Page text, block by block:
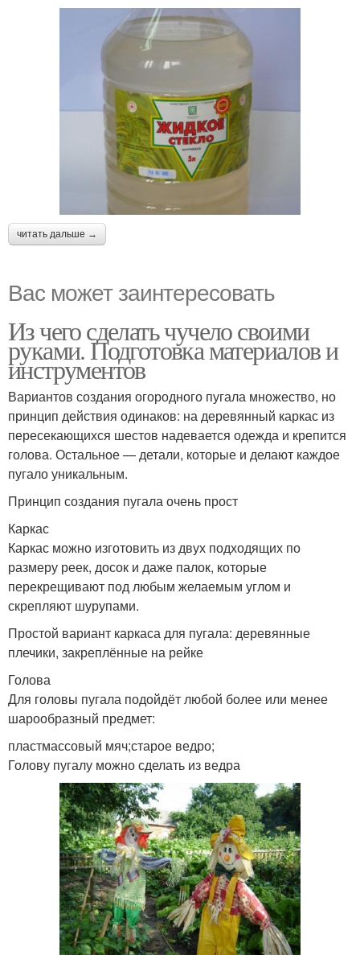
читать дальше →
Вас может заинтересовать
Из чего сделать чучело своими
руками. Подготовка материалов и
инструментов
Вариантов создания огородного пугала множество, но
принцип действия одинаков: на деревянный каркас из
пересекающихся шестов надевается одежда и крепится
голова. Остальное — детали, которые и делают каждое
пугало уникальным.
Принцип создания пугала очень прост
Каркас
Каркас можно изготовить из двух подходящих по
размеру реек, досок и даже палок, которые
перекрещивают под любым желаемым углом и
скрепляют шурупами.
Простой вариант каркаса для пугала: деревянные
плечики, закреплённые на рейке
Голова
Для головы пугала подойдёт любой более или менее
шарообразный предмет:
пластмассовый мяч;старое ведро;
Голову пугалу можно сделать из ведра